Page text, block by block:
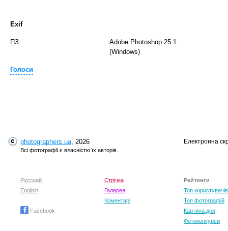
Exif
ПЗ:
Adobe Photoshop 25.1
(Windows)
Голоси
photographers.ua, 2026
Всі фотографії є власністю їх авторів.
Електронна
Русский
English
Facebook
Стрічка
Галерея
Коментарі
Рейтинги
Топ користувачів
Топ фотографій
Картина дня
Фотоконкурси